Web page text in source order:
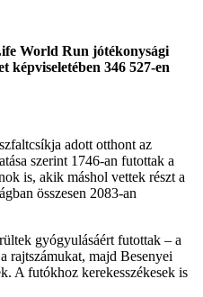
World Run jótékonysági
képviseletében 346 527-en
adott otthont az
szerint 1746-an futottak a
is, akik máshol vettek részt a
összesen 2083-an
gyógyulásáért futottak – a
rajtszámukat, majd Besenyei
A futókhoz kerekesszékesek is